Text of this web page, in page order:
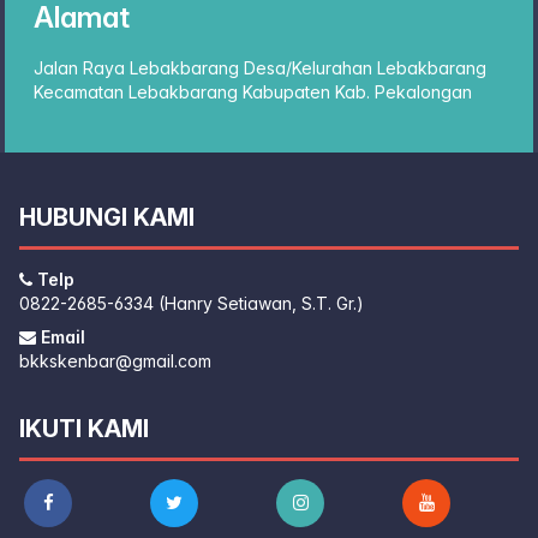
Alamat
Jalan Raya Lebakbarang Desa/Kelurahan Lebakbarang
Kecamatan Lebakbarang Kabupaten Kab. Pekalongan
HUBUNGI KAMI
Telp
0822-2685-6334 (Hanry Setiawan, S.T. Gr.)
Email
bkkskenbar@gmail.com
IKUTI KAMI